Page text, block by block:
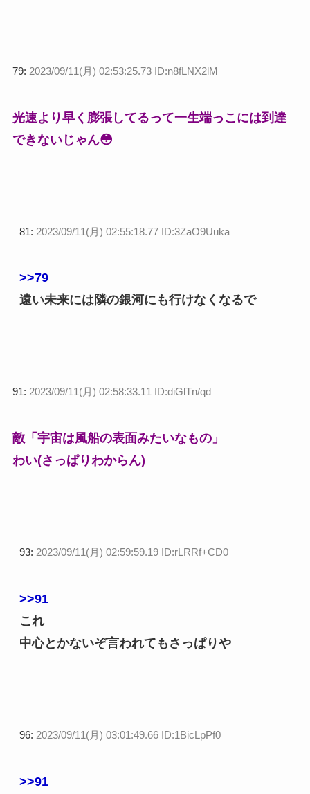
79: 2023/09/11(月) 02:53:25.73 ID:n8fLNX2lM
光速より早く膨張してるって一生端っこには到達
できないじゃん😳
81: 2023/09/11(月) 02:55:18.77 ID:3ZaO9Uuka
>>79
遠い未来には隣の銀河にも行けなくなるで
91: 2023/09/11(月) 02:58:33.11 ID:diGlTn/qd
敵「宇宙は風船の表面みたいなもの」
わい(さっぱりわからん)
93: 2023/09/11(月) 02:59:59.19 ID:rLRRf+CD0
>>91
これ
中心とかないぞ言われてもさっぱりや
96: 2023/09/11(月) 03:01:49.66 ID:1BicLpPf0
>>91